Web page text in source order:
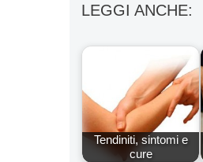
LEGGI ANCHE:
Tendiniti, sintomi e
cure